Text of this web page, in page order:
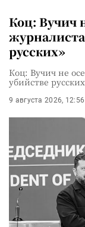
Коц: Вучич
русских»
Коц: Вучич не
убийстве русских
9 августа 2026, 12:56